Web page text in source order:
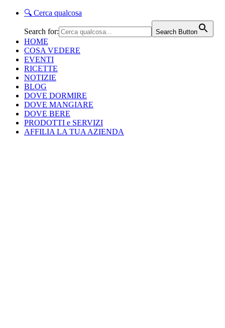
🔍 Cerca qualcosa
Search for: Search Button
HOME
COSA VEDERE
EVENTI
RICETTE
NOTIZIE
BLOG
DOVE DORMIRE
DOVE MANGIARE
DOVE BERE
PRODOTTI e SERVIZI
AFFILIA LA TUA AZIENDA